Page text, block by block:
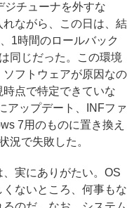
ジチューナを外すな
ながら、この日は、結
1時間のロールバック
同じだった。この環境
フトウェアが原因なの
点で特定できていな
アップデート、INFファ
7用のものに置き換え
況で失敗した。
実にありがたい。OS
ないところ、何事もな